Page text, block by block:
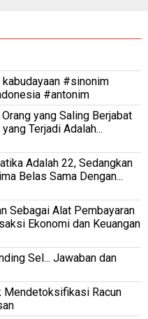
#sinonim
#antonim
yang Saling Berjabat
Terjadi Adalah...
Adalah 22, Sedangkan
Belas Sama Dengan...
Sebagai Alat Pembayaran
Ekonomi dan Keuangan
Sel... Jawaban dan
Mendetoksifikasi Racun